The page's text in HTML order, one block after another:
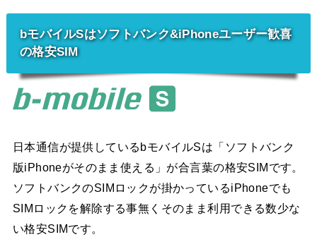
bモバイルSはソフトバンク&iPhoneユーザー歓喜
の格安SIM
日本通信が提供しているbモバイルSは「ソフトバンク
版iPhoneがそのまま使える」が合言葉の格安SIMです。
ソフトバンクのSIMロックが掛かっているiPhoneでも
SIMロックを解除する事無くそのまま利用できる数少な
い格安SIMです。